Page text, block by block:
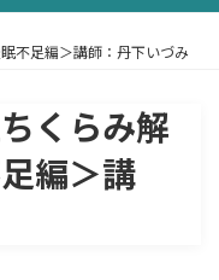
不足編＞講師：丹下いづみ
くらみ解
編＞講